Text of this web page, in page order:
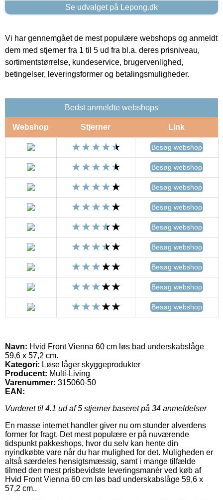
Se udvalget på Lepong.dk
Vi har gennemgået de mest populære webshops og anmeldt
dem med stjerner fra 1 til 5 ud fra bl.a. deres prisniveau,
sortimentstørrelse, kundeservice, brugervenlighed,
betingelser, leveringsformer og betalingsmuligheder.
Bedst anmeldte webshops
Webshop Stjerner Link
Besøg webshop
Besøg webshop
Besøg webshop
Besøg webshop
Besøg webshop
Besøg webshop
Besøg webshop
Besøg webshop
Besøg webshop
Navn: Hvid Front Vienna 60 cm løs bad underskabslåge
59,6 x 57,2 cm.
Kategori: Løse låger skyggeprodukter
Producent: Multi-Living
Varenummer: 315060-50
EAN:
Vurderet til 4.1 ud af 5 stjerner baseret på 34 anmeldelser
En masse internet handler giver nu om stunder alverdens
former for fragt. Det mest populære er på nuværende
tidspunkt pakkeshops, hvor du selv kan hente din
nyindkøbte vare når du har mulighed for det. Muligheden er
altså særdeles hensigtsmæssig, samt i mange tilfælde
tilmed den mest prisbevidste leveringsmanér ved køb af
Hvid Front Vienna 60 cm løs bad underskabslåge 59,6 x
57,2 cm..